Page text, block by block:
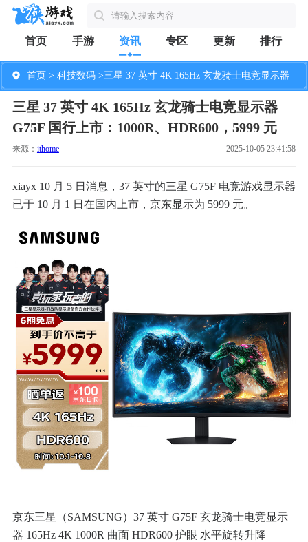
首页 手游 资讯 专区 更新 排行
首页 > 科技数码 >三星 37 英寸 4K 165Hz 玄龙骑士电竞显示器
G75F 国行上市：1000R、HDR600，5999 元
三星 37 英寸 4K 165Hz 玄龙骑士电竞显示器
G75F 国行上市：1000R、HDR600，5999 元
来源： ithome 2025-10-05 23:41:58
xiayx 10 月 5 日消息，37 英寸的三星 G75F 电竞游戏显示器
已于 10 月 1 日在国内上市，京东显示为 5999 元。
京东三星（SAMSUNG）37 英寸 G75F 玄龙骑士电竞显示
器 165Hz 4K 1000R 曲面 HDR600 护眼 水平旋转升降